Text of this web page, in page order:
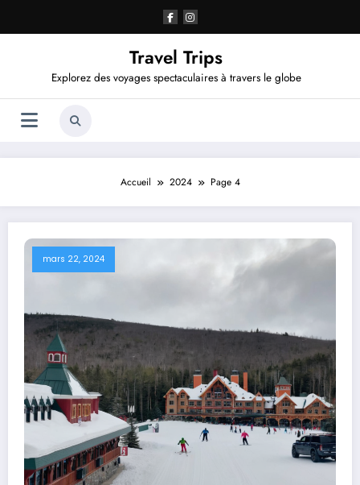
contenu
Travel Trips
Explorez des voyages spectaculaires à travers le globe
Accueil 2024 Page 4
mars 22, 2024